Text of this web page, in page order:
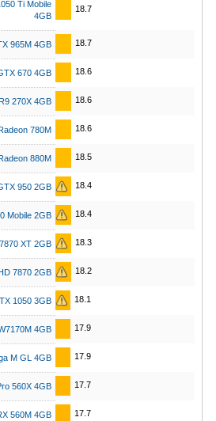
Ti Mobile
4GB
18.7
965M 4GB 18.7
670 4GB 18.6
270X 4GB 18.6
780M 18.6
880M 18.5
950 2GB 18.4
Mobile 2GB 18.4
XT 2GB 18.3
7870 2GB 18.2
1050 3GB 18.1
4GB 17.9
M GL 4GB 17.9
560X 4GB 17.7
560M 4GB 17.7